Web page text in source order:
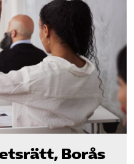
Borås